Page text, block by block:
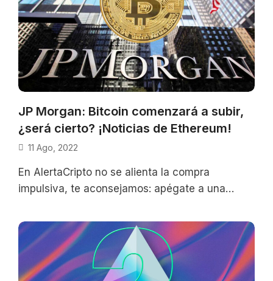
JP Morgan: Bitcoin comenzará a subir,
¿será cierto? ¡Noticias de Ethereum!
11 Ago, 2022
En AlertaCripto no se alienta la compra
impulsiva, te aconsejamos: apégate a una